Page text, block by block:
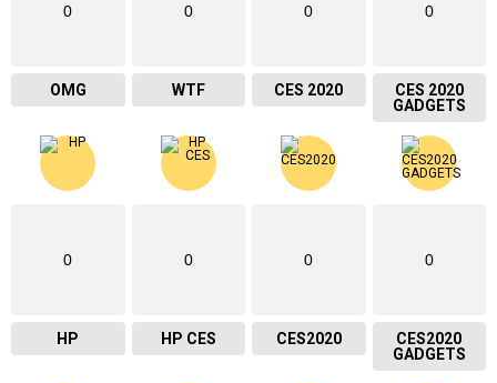
0
OMG
0
WTF
0
CES 2020
0
CES 2020
GADGETS
0
HP
0
HP CES
0
CES2020
0
CES2020
GADGETS